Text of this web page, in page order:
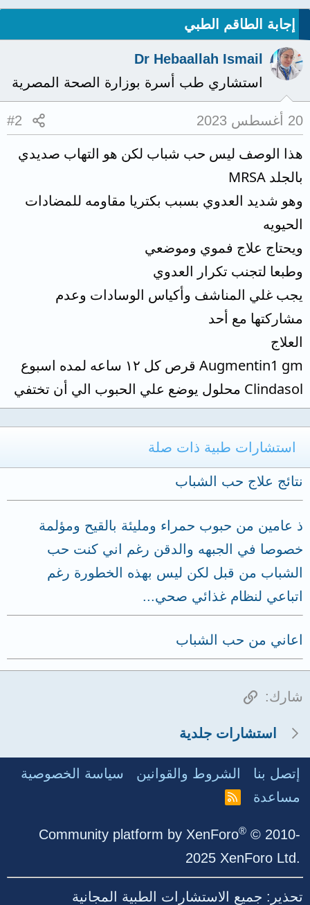
إجابة الطاقم الطبي
Dr Hebaallah Ismail
استشاري طب أسرة بوزارة الصحة المصرية
20 أغسطس 2023 #2
هذا الوصف ليس حب شباب لكن هو التهاب صديدي
بالجلد MRSA
وهو شديد العدوي بسبب بكتريا مقاومه للمضادات
الحيويه
ويحتاج علاج فموي وموضعي
وطبعا لتجنب تكرار العدوي
يجب غلي المناشف وأكياس الوسادات وعدم
مشاركتها مع أحد
العلاج
Augmentin1 gm قرص كل ١٢ ساعه لمده اسبوع
Clindasol محلول يوضع علي الحبوب الي أن تختفي
استشارات طبية ذات صلة
نتائج علاج حب الشباب
ذ عامين من حبوب حمراء ومليئة بالقيح ومؤلمة
خصوصا في الجبهه والدقن رغم اني كنت حب
الشباب من قبل لكن ليس بهذه الخطورة رغم
اتباعي لنظام غذائي صحي...
اعاني من حب الشباب
شارك: الرابط
استشارات جلدية
إتصل بنا الشروط والقوانين
سياسة الخصوصية
مساعدة
R
Community platform by XenForo® © 2010-
2025 XenForo Ltd.
تحذير: جميع الاستشارات الطبية المجانية